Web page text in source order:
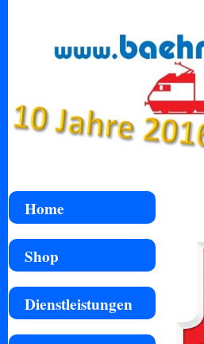
Home
Shop
Dienstleistungen